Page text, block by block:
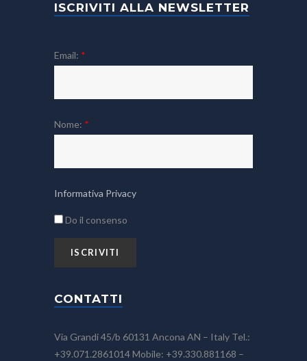
ISCRIVITI ALLA NEWSLETTER
Email: *
Nome: *
Informativa Privacy
Do il consenso
CONTATTI
Via Grandi 45/b 60131 Ancona AN – Italy Tel.:
+39.071.2861014 Mobile: +39.330.881168 –